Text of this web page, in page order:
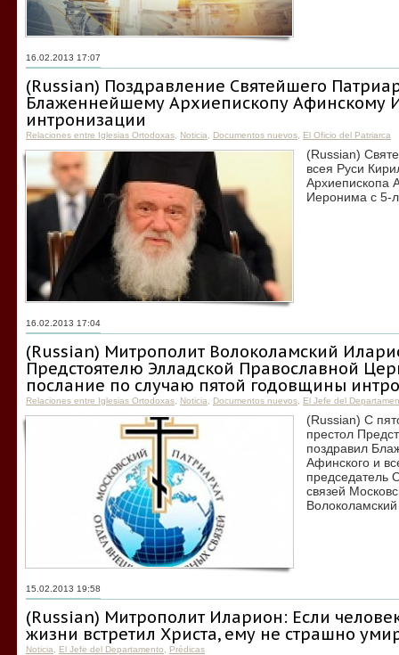
16.02.2013 17:07
(Russian) Поздравление Святейшего
Блаженнейшему Архиепископу Афинскому
интронизации
Relaciones entre Iglesias Ortodoxas Noticia Documentos nuevos El Oficio del Patriarca
(Russian)
всея Руси
Архиепископа
Иеронима с 5-
16.02.2013 17:04
(Russian) Митрополит Волоколамский
Предстоятелю Элладской Православной
послание по случаю пятой годовщины
Relaciones entre Iglesias Ortodoxas Noticia Documentos nuevos El Jefe del
(Russian) С
престол
поздравил
Афинского и
председатель
связей
15.02.2013 19:58
(Russian) Митрополит Иларион: Если
жизни встретил Христа, ему не страшно
Noticia El Jefe del Departamento Prédicas